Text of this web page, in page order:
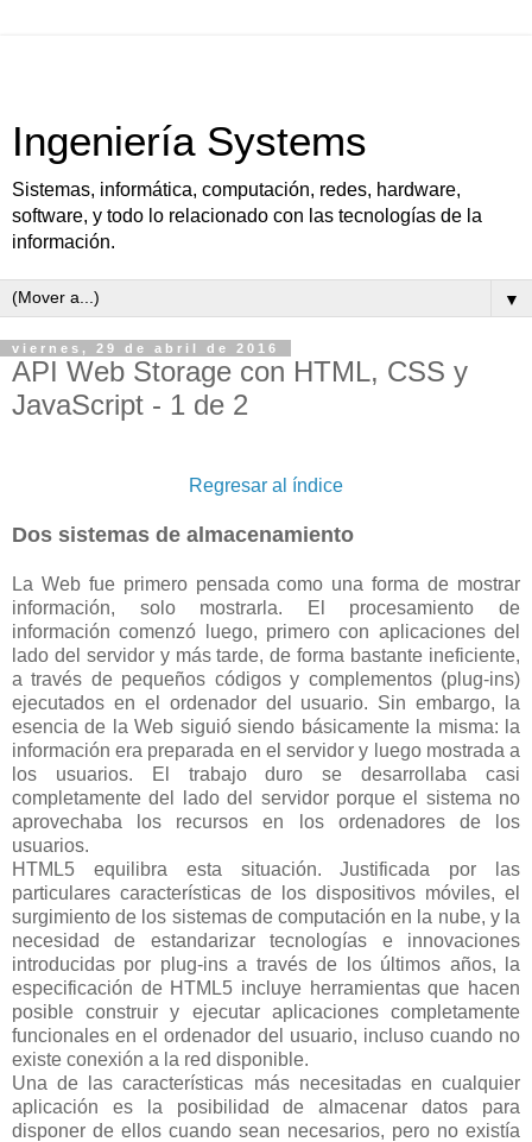
Ingeniería Systems
Sistemas, informática, computación, redes, hardware,
software, y todo lo relacionado con las tecnologías de la
información.
▼
viernes, 29 de abril de 2016
API Web Storage con HTML, CSS y
JavaScript - 1 de 2
Regresar al índice
Dos sistemas de almacenamiento
La Web fue primero pensada como una forma de mostrar
información, solo mostrarla. El procesamiento de
información comenzó luego, primero con aplicaciones del
lado del servidor y más tarde, de forma bastante ineficiente,
a través de pequeños códigos y complementos (plug-ins)
ejecutados en el ordenador del usuario. Sin embargo, la
esencia de la Web siguió siendo básicamente la misma: la
información era preparada en el servidor y luego mostrada a
los usuarios. El trabajo duro se desarrollaba casi
completamente del lado del servidor porque el sistema no
aprovechaba los recursos en los ordenadores de los
usuarios.
HTML5 equilibra esta situación. Justificada por las
particulares características de los dispositivos móviles, el
surgimiento de los sistemas de computación en la nube, y la
necesidad de estandarizar tecnologías e innovaciones
introducidas por plug-ins a través de los últimos años, la
especificación de HTML5 incluye herramientas que hacen
posible construir y ejecutar aplicaciones completamente
funcionales en el ordenador del usuario, incluso cuando no
existe conexión a la red disponible.
Una de las características más necesitadas en cualquier
aplicación es la posibilidad de almacenar datos para
disponer de ellos cuando sean necesarios, pero no existía